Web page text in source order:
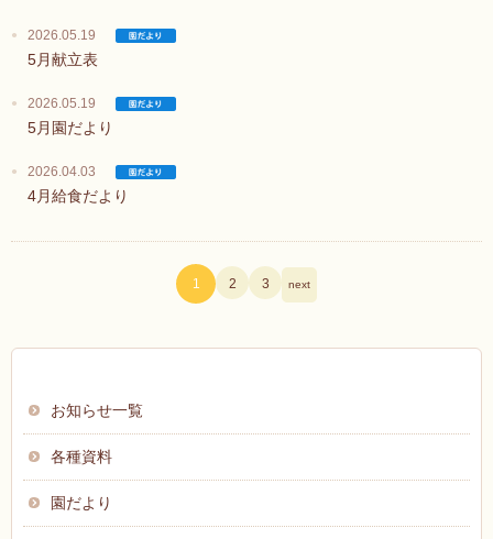
2026.05.19
5月献立表
2026.05.19
5月園だより
2026.04.03
4月給食だより
1 2 3 next
お知らせ一覧
各種資料
園だより